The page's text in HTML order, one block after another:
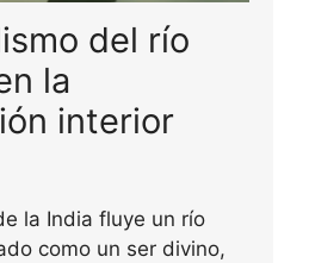
del río
la
interior
la India fluye un río
como un ser divino,